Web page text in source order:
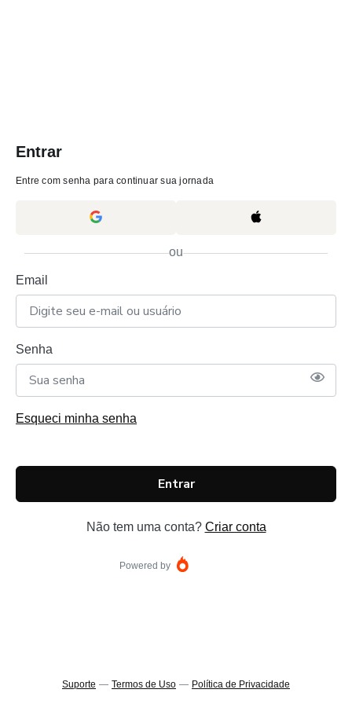
Entrar
Entre com senha para continuar sua jornada
ou
Email
Senha
Esqueci minha senha
Entrar
Não tem uma conta? Criar conta
Powered by
Suporte — Termos de Uso — Política de Privacidade